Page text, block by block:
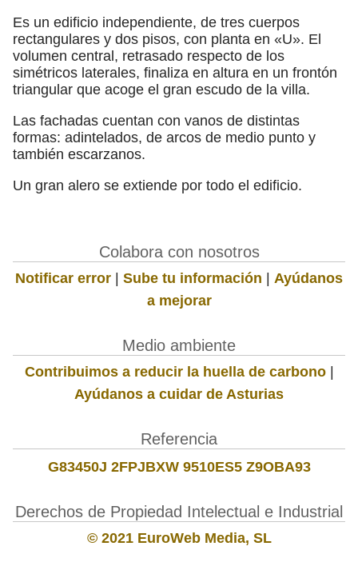
Es un edificio independiente, de tres cuerpos
rectangulares y dos pisos, con planta en «U». El
volumen central, retrasado respecto de los
simétricos laterales, finaliza en altura en un frontón
triangular que acoge el gran escudo de la villa.
Las fachadas cuentan con vanos de distintas
formas: adintelados, de arcos de medio punto y
también escarzanos.
Un gran alero se extiende por todo el edificio.
Colabora con nosotros
Notificar error | Sube tu información | Ayúdanos
a mejorar
Medio ambiente
Contribuimos a reducir la huella de carbono|
Ayúdanos a cuidar de Asturias
Referencia
G83450J 2FPJBXW 9510ES5 Z9OBA93
Derechos de Propiedad Intelectual e Industrial
© 2021 EuroWeb Media, SL